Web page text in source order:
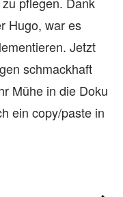
Hugo, war es
Jetzt
schmackhaft
Mühe in die Doku
ein copy/paste in